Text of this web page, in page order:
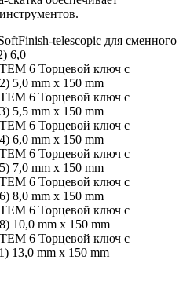
telescopic для сменного
6,0
6 Торцевой ключ с
5,0 mm x 150 mm
6 Торцевой ключ с
5,5 mm x 150 mm
6 Торцевой ключ с
6,0 mm x 150 mm
6 Торцевой ключ с
7,0 mm x 150 mm
6 Торцевой ключ с
8,0 mm x 150 mm
6 Торцевой ключ с
10,0 mm x 150 mm
6 Торцевой ключ с
13,0 mm x 150 mm